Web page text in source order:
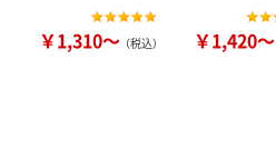
￥1,310～ （税込） ￥1,420～